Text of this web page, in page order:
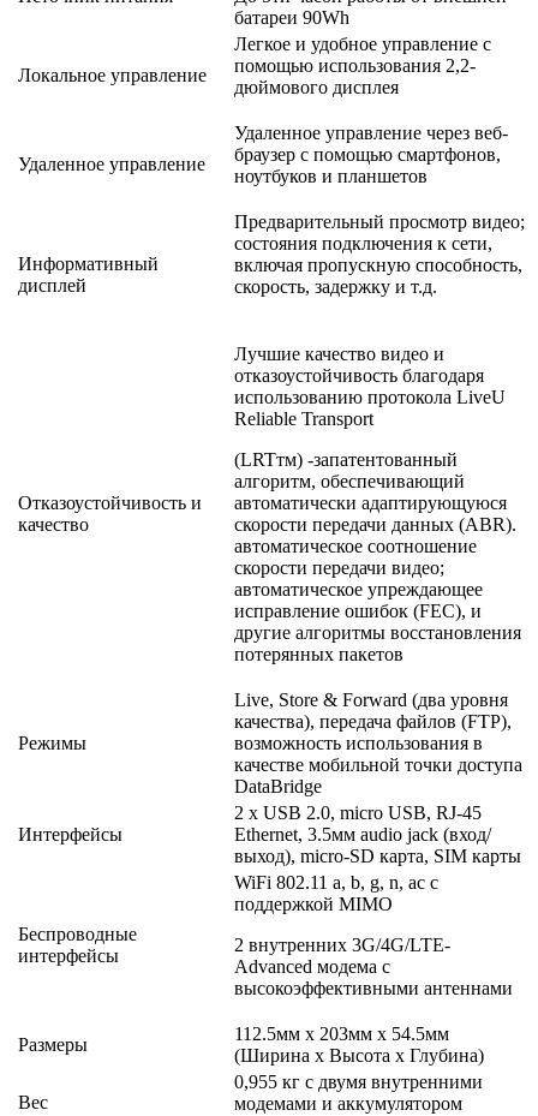
батареи 90Wh
Локальное управление
Легкое и удобное управление с
помощью использования 2,2-
дюймового дисплея
Удаленное управление
Удаленное управление через веб-
браузер с помощью смартфонов,
ноутбуков и планшетов
Информативный
дисплей
Предварительный просмотр видео;
состояния подключения к сети,
включая пропускную способность,
скорость, задержку и т.д.
Отказоустойчивость и
качество
Лучшие качество видео и
отказоустойчивость благодаря
использованию протокола LiveU
Reliable Transport
(LRTтм) -запатентованный
алгоритм, обеспечивающий
автоматически адаптирующуюся
скорости передачи данных (ABR).
автоматическое соотношение
скорости передачи видео;
автоматическое упреждающее
исправление ошибок (FEC), и
другие алгоритмы восстановления
потерянных пакетов
Режимы
Live, Store & Forward (два уровня
качества), передача файлов (FTP),
возможность использования в
качестве мобильной точки доступа
DataBridge
Интерфейсы
2 x USB 2.0, micro USB, RJ-45
Ethernet, 3.5мм audio jack (вход/
выход), micro-SD карта, SIM карты
Беспроводные
интерфейсы
WiFi 802.11 a, b, g, n, ac с
поддержкой MIMO
2 внутренних 3G/4G/LTE-
Advanced модема с
высокоэффективными антеннами
Размеры
112.5мм x 203мм x 54.5мм
(Ширина x Высота x Глубина)
Вес
0,955 кг с двумя внутренними
модемами и аккумулятором